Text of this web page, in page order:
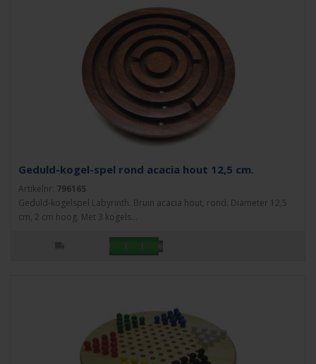
Geduld-kogel-spel rond acacia hout 12,5 cm.
Artikelnr: 796165
Geduld-kogelspel Labyrinth. Bruin acacia hout, rond. Diameter 12,5
cm, 2 cm hoog. Met 3 kogels...